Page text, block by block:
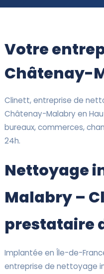
Votre
Châtenay-
Clinett, entreprise de
Châtenay-Malabry en
bureaux, commerces,
24h.
Nettoyage
Malabry –
prestataire
Implantée en Île-de-
entreprise de nettoyage